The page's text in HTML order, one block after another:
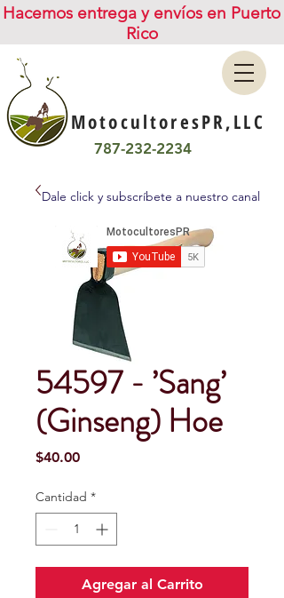
Hacemos entrega y envíos en Puerto
Rico
MotocultoresPR,LLC
787-232-2234
Dale click y subscríbete a nuestro canal
54597 - ’Sang’
(Ginseng) Hoe
$40.00Precio
Cantidad *
Agregar al Carrito